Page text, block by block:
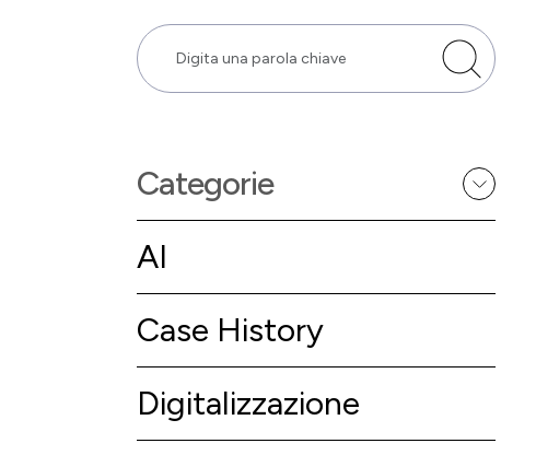
Categorie
AI
Case History
Digitalizzazione